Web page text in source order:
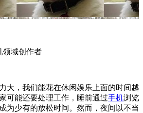
领域创作者
大，我们能花在休闲娱乐上面的时间越
可能还要处理工作，睡前通过手机浏览
为少有的放松时间。然而，夜间以不当